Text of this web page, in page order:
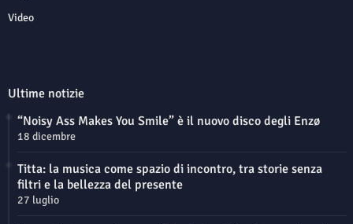
Video
Ultime notizie
“Noisy Ass Makes You Smile” è il nuovo disco degli Enzø
18 dicembre
Titta: la musica come spazio di incontro, tra storie senza
filtri e la bellezza del presente
27 luglio